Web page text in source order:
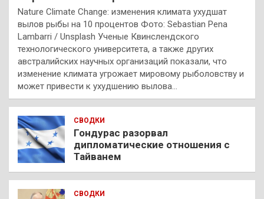
Nature Climate Change: изменения климата ухудшат
вылов рыбы на 10 процентов Фото: Sebastian Pena
Lambarri / Unsplash Ученые Квинслендского
технологического университета, а также других
австралийских научных организаций показали, что
изменение климата угрожает мировому рыболовству и
может привести к ухудшению вылова…
СВОДКИ
Гондурас разорвал
дипломатические отношения с
Тайванем
СВОДКИ